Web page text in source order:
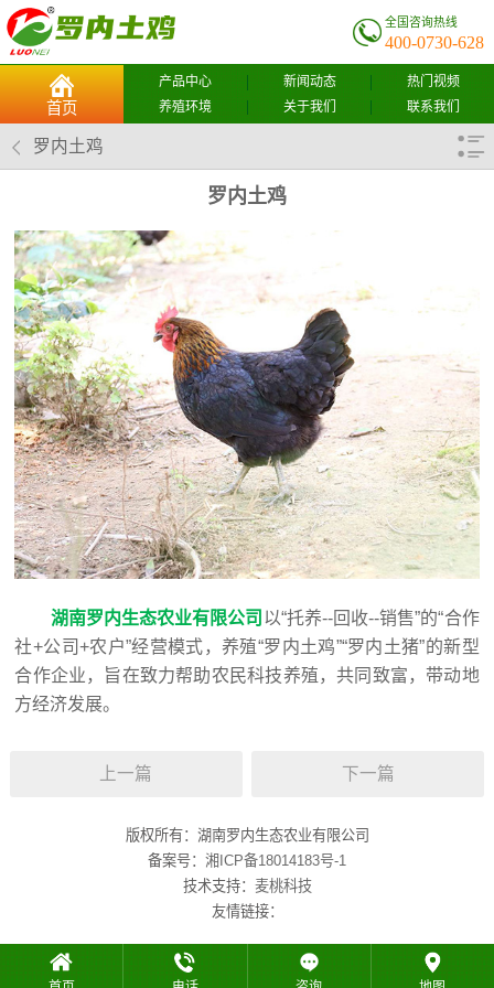
全国咨询热线
400-0730-628
首页
产品中心
养殖环境
新闻动态
关于我们
热门视频
联系我们
罗内土鸡
罗内土鸡
湖南罗内生态农业有限公司 以“托养--回收--销售”的“合作
社+公司+农户”经营模式，养殖“罗内土鸡”“罗内土猪”的新型
合作企业，旨在致力帮助农民科技养殖，共同致富，带动地
方经济发展。
上一篇 下一篇
版权所有：湖南罗内生态农业有限公司
备案号： 湘ICP备18014183号-1
技术支持： 麦桃科技
友情链接：